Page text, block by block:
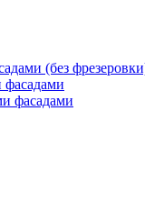
(без
фасадами